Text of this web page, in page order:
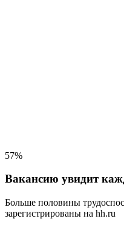
57%
Вакансию увидит
Больше половины
зарегистрированы на hh.ru